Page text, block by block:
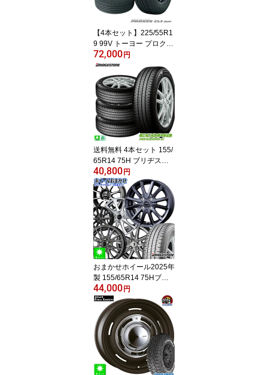
【4本セット】225/55R1
9 99V トーヨー プロクセ
ス CL1 SUV TOYO TIRE
S PROXES CL1 SUV 新
品 国産 サマータイヤ 単
品
72,000 円
送料無料 4本セット 155/
65R14 75H ブリヂスト
ン エコピア NH200 BRI
DGESTONE ECOPIA NH
200 14インチ 新品 サマ
ータイヤ 国産 正規品 夏
タイヤ 低燃費タイヤ
40,800 円
おまかせホイール2025年
製 155/65R14 75Hブリ
ヂストン ニューノ BRID
GESTONE NEWNO新品
サマータイヤ ホイール4
本セット14インチ 4H10
0空気圧 バランス調整済
み taiya
44,000 円